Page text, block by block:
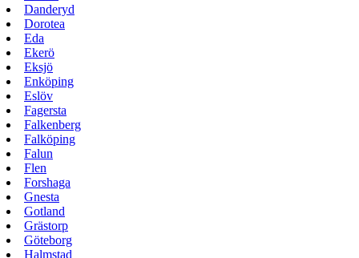
Danderyd
Dorotea
Eda
Ekerö
Eksjö
Enköping
Eslöv
Fagersta
Falkenberg
Falköping
Falun
Flen
Forshaga
Gnesta
Gotland
Grästorp
Göteborg
Halmstad